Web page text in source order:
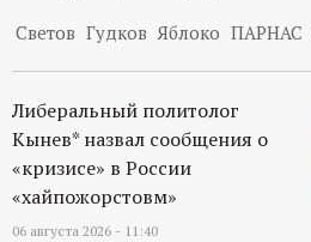
Светов Гудков Яблоко ПАРНАС
Либеральный политолог
Кынев* назвал сообщения о
«кризисе» в России
«хайпожорстовм»
06 августа 2026 - 11:40